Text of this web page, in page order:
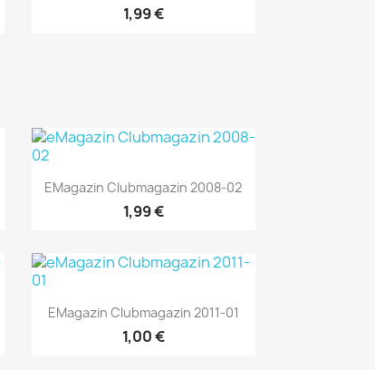
1,99 €
Vorschau
EMagazin Clubmagazin 2008-02
1,99 €
Vorschau
EMagazin Clubmagazin 2011-01
1,00 €